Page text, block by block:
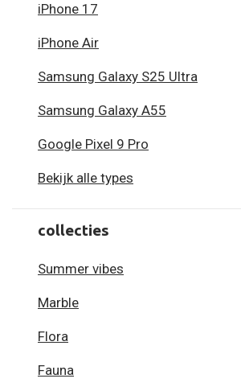
iPhone 17
iPhone Air
Samsung Galaxy S25 Ultra
Samsung Galaxy A55
Google Pixel 9 Pro
Bekijk alle types
collecties
Summer vibes
Marble
Flora
Fauna